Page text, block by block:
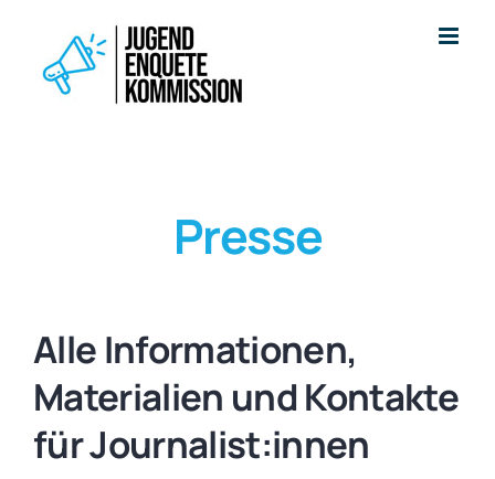
springen
Presse
Alle Informationen,
Materialien und Kontakte
für Journalist:innen